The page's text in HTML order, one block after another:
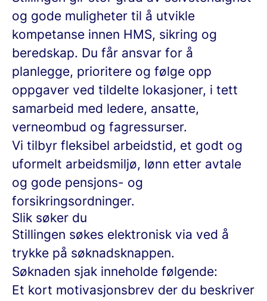
og gode muligheter til å utvikle
kompetanse innen HMS, sikring og
beredskap. Du får ansvar for å
planlegge, prioritere og følge opp
oppgaver ved tildelte lokasjoner, i tett
samarbeid med ledere, ansatte,
verneombud og fagressurser.
Vi tilbyr fleksibel arbeidstid, et godt og
uformelt arbeidsmiljø, lønn etter avtale
og gode pensjons- og
forsikringsordninger.
Slik søker du
Stillingen søkes elektronisk via ved å
trykke på søknadsknappen.
Søknaden sjak inneholde følgende:
Et kort motivasjonsbrev der du beskriver